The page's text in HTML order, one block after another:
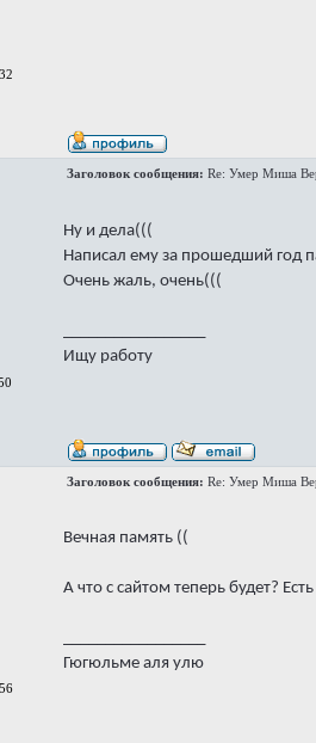
Заголовок сообщения: Re: Умер Миша
Ну и дела(((
Написал ему за прошедший год
Очень жаль, очень(((
Ищу работу
Заголовок сообщения: Re: Умер Миша
Вечная память ((
А что с сайтом теперь будет?
Гюгюльме аля улю